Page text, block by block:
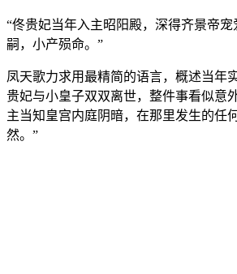
“佟贵妃当年入主昭阳殿，深得齐景帝
嗣，小产殒命。”
凤天歌力求用最精简的语言，概述当年
贵妃与小皇子双双离世，整件事看似意
主当知皇宫内庭阴暗，在那里发生的任
然。”